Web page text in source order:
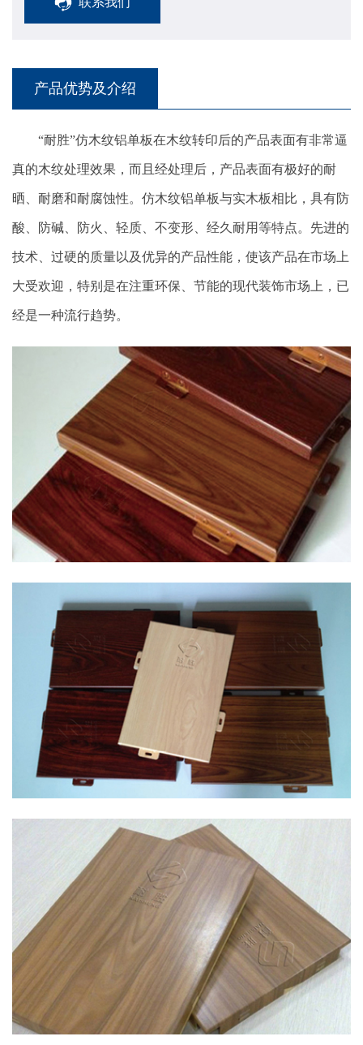
产品优势及介绍
“耐胜”仿木纹铝单板在木纹转印后的产品表面有非常逼
真的木纹处理效果，而且经处理后，产品表面有极好的耐
晒、耐磨和耐腐蚀性。仿木纹铝单板与实木板相比，具有防
酸、防碱、防火、轻质、不变形、经久耐用等特点。先进的
技术、过硬的质量以及优异的产品性能，使该产品在市场上
大受欢迎，特别是在注重环保、节能的现代装饰市场上，已
经是一种流行趋势。